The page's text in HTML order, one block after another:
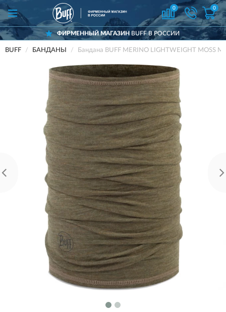
0 0
ФИРМЕННЫЙ МАГАЗИН BUFF В РОССИИ
BUFF БАНДАНЫ Бандана BUFF MERINO LIGHTWEIGHT MOSS